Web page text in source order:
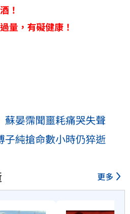
！
量，有礙健康！
晏霈聞噩耗痛哭失聲
純搶命數小時仍猝逝
更多